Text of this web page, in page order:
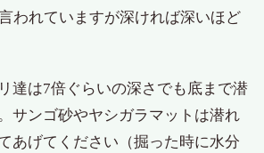
われていますが深ければ深いほど
達は7倍ぐらいの深さでも底まで潜
サンゴ砂やヤシガラマットは潜れ
あげてください（掘った時に水分